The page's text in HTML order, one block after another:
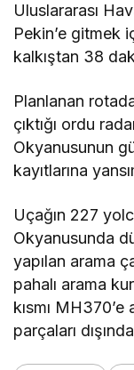
Uluslararası
Pekin’e gitmek
kalkıştan 38
Planlanan
çıktığı ordu
Okyanusunun
kayıtlarına
Uçağın 227
Okyanusunda
yapılan arama
pahalı arama
kısmı
parçaları